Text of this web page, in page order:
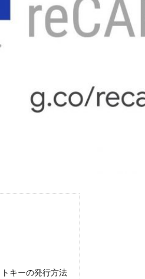
キーの発行方法